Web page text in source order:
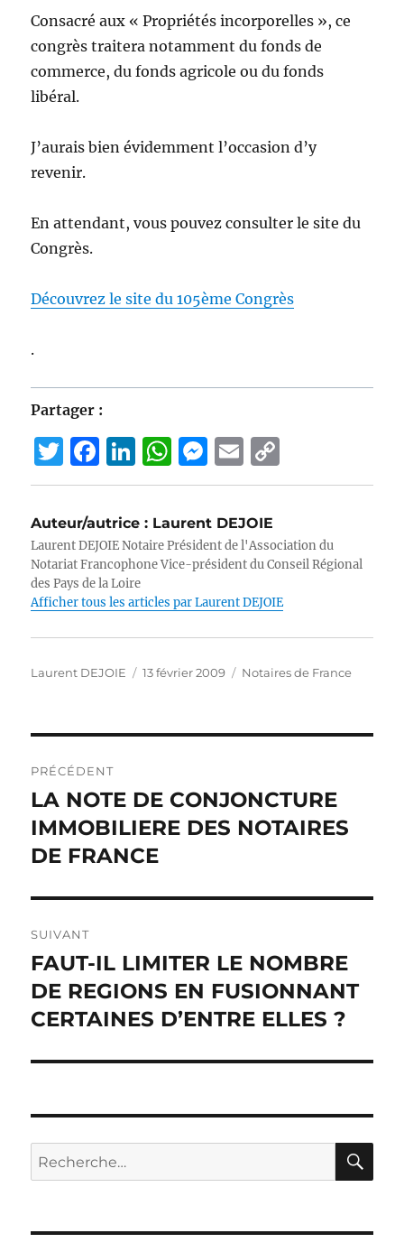
Consacré aux « Propriétés incorporelles », ce
congrès traitera notamment du fonds de
commerce, du fonds agricole ou du fonds
libéral.
J’aurais bien évidemment l’occasion d’y
revenir.
En attendant, vous pouvez consulter le site du
Congrès.
Découvrez le site du 105ème Congrès
.
Partager :
T
w
it
te
r
F
a
c
e
b
o
Li
n
e
d
I
W
h
s
A
p
M
e
ss
e
n
g
E
m
ai
l
o
y
Li
n
Auteur/autrice : Laurent DEJOIE
Laurent DEJOIE Notaire Président de l'Association du
Notariat Francophone Vice-président du Conseil Régional
des Pays de la Loire
Afficher tous les articles par Laurent DEJOIE
Auteur
Laurent DEJOIE
Publié
13 février 2009 Catégories
Notaires de France
de
l’article
PRÉCÉDENT
Publication
précédente :
LA NOTE DE CONJONCTURE
IMMOBILIERE DES NOTAIRES
DE FRANCE
SUIVANT
Publication
suivante :
FAUT-IL LIMITER LE NOMBRE
DE REGIONS EN FUSIONNANT
CERTAINES D’ENTRE ELLES ?
Recherche
pour :